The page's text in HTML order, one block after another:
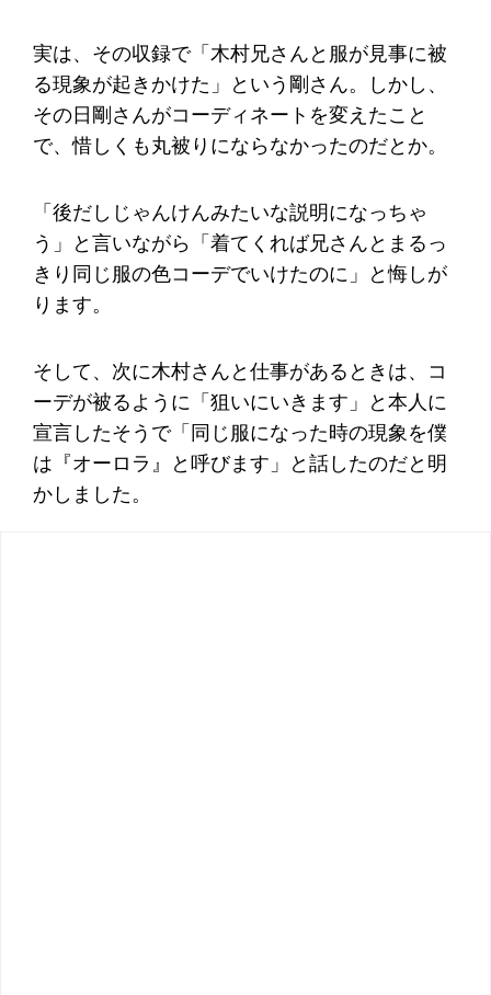
実は、その収録で「木村兄さんと服が見事に被
る現象が起きかけた」という剛さん。しかし、
その日剛さんがコーディネートを変えたこと
で、惜しくも丸被りにならなかったのだとか。
「後だしじゃんけんみたいな説明になっちゃ
う」と言いながら「着てくれば兄さんとまるっ
きり同じ服の色コーデでいけたのに」と悔しが
ります。
そして、次に木村さんと仕事があるときは、コ
ーデが被るように「狙いにいきます」と本人に
宣言したそうで「同じ服になった時の現象を僕
は『オーロラ』と呼びます」と話したのだと明
かしました。